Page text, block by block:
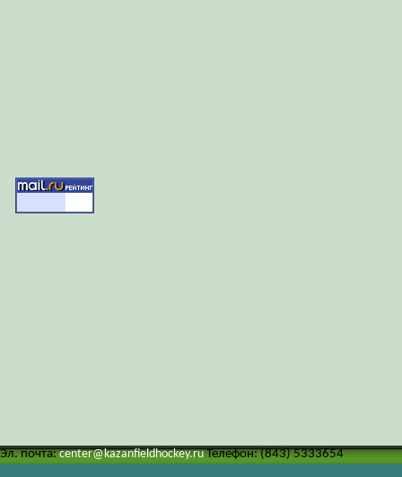
Эл. почта:center@kazanfieldhockey.ruТелефон: (843) 5333654